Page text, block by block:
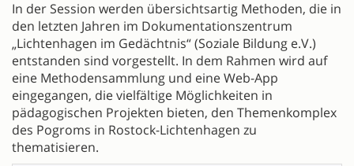
In der Session werden übersichtsartig Methoden, die in
den letzten Jahren im Dokumentationszentrum
„Lichtenhagen im Gedächtnis“ (Soziale Bildung e.V.)
entstanden sind vorgestellt. In dem Rahmen wird auf
eine Methodensammlung und eine Web-App
eingegangen, die vielfältige Möglichkeiten in
pädagogischen Projekten bieten, den Themenkomplex
des Pogroms in Rostock-Lichtenhagen zu
thematisieren.